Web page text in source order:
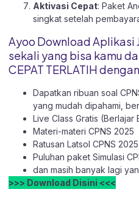
Aktivasi Cepat: Paket
singkat setelah
Ayoo Download Aplikasi
sekali yang bisa kamu
CEPAT TERLATIH
Dapatkan ribuan soal
yang mudah dipahami,
Live Class Gratis
Materi-materi CPNS 2025
Ratusan Latsol CPNS 2025
Puluhan paket Simulasi
dan masih banyak lagi
>>> Download Disini <<<